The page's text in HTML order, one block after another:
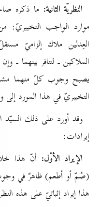
النظريّة الثانية: ما ذكره
موارد الواجب
العِدلين ملاك إلزاميّ
الملاكين ـ لتنافر بينهما ـ
يصبح وجوب كلّ منهما
التخييريّ في هذا المورد إلى
وقد أورد على ذلك السيّد
إيرادات:
الإيراد الأوّل: أنّ هذا
(صُمّ أو أطعم) ظاهرٌ في
هذا إيراد إثباتيّ على هذه